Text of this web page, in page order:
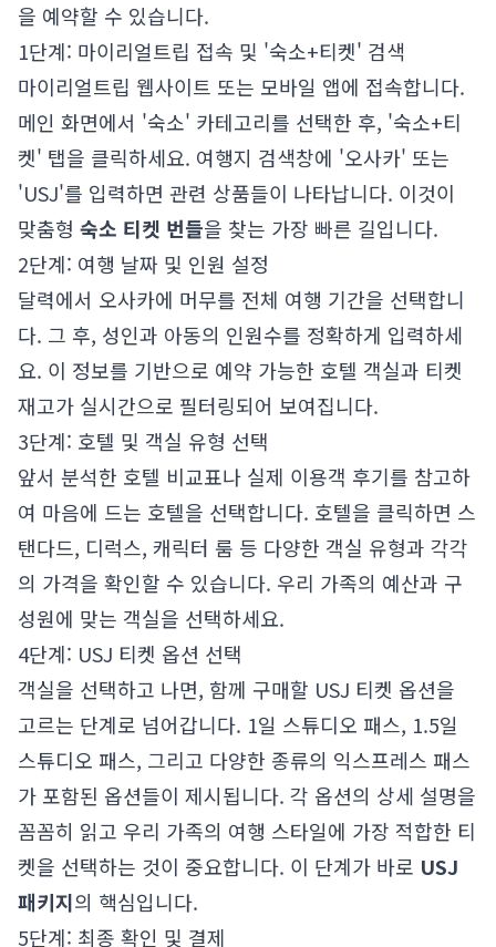
을 예약할 수 있습니다.
1단계: 마이리얼트립 접속 및 '숙소+티켓' 검색
마이리얼트립 웹사이트 또는 모바일 앱에 접속합니다.
메인 화면에서 '숙소' 카테고리를 선택한 후, '숙소+티
켓' 탭을 클릭하세요. 여행지 검색창에 '오사카' 또는
'USJ'를 입력하면 관련 상품들이 나타납니다. 이것이
맞춤형 숙소 티켓 번들을 찾는 가장 빠른 길입니다.
2단계: 여행 날짜 및 인원 설정
달력에서 오사카에 머무를 전체 여행 기간을 선택합니
다. 그 후, 성인과 아동의 인원수를 정확하게 입력하세
요. 이 정보를 기반으로 예약 가능한 호텔 객실과 티켓
재고가 실시간으로 필터링되어 보여집니다.
3단계: 호텔 및 객실 유형 선택
앞서 분석한 호텔 비교표나 실제 이용객 후기를 참고하
여 마음에 드는 호텔을 선택합니다. 호텔을 클릭하면 스
탠다드, 디럭스, 캐릭터 룸 등 다양한 객실 유형과 각각
의 가격을 확인할 수 있습니다. 우리 가족의 예산과 구
성원에 맞는 객실을 선택하세요.
4단계: USJ 티켓 옵션 선택
객실을 선택하고 나면, 함께 구매할 USJ 티켓 옵션을
고르는 단계로 넘어갑니다. 1일 스튜디오 패스, 1.5일
스튜디오 패스, 그리고 다양한 종류의 익스프레스 패스
가 포함된 옵션들이 제시됩니다. 각 옵션의 상세 설명을
꼼꼼히 읽고 우리 가족의 여행 스타일에 가장 적합한 티
켓을 선택하는 것이 중요합니다. 이 단계가 바로 USJ
패키지의 핵심입니다.
5단계: 최종 확인 및 결제